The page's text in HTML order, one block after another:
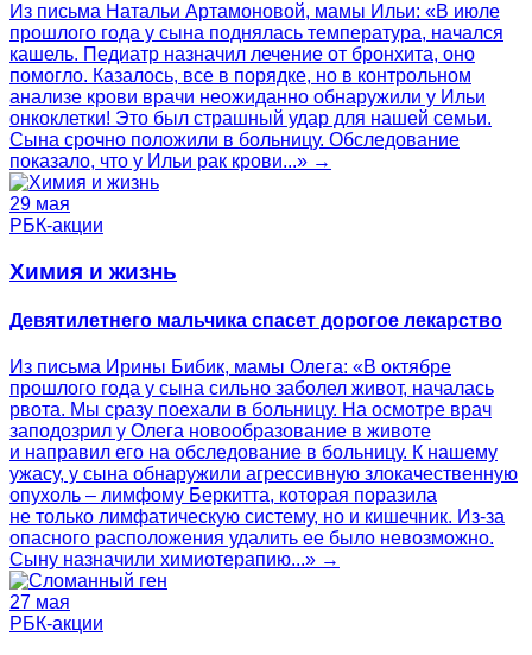
Из письма Натальи Артамоновой, мамы Ильи: «В июле
прошлого года у сына поднялась температура, начался
кашель. Педиатр назначил лечение от бронхита, оно
помогло. Казалось, все в порядке, но в контрольном
анализе крови врачи неожиданно обнаружили у Ильи
онкоклетки! Это был страшный удар для нашей семьи.
Сына срочно положили в больницу. Обследование
показало, что у Ильи рак крови...» →
29 мая
РБК-акции
Химия и жизнь
Девятилетнего мальчика спасет дорогое лекарство
Из письма Ирины Бибик, мамы Олега: «В октябре
прошлого года у сына сильно заболел живот, началась
рвота. Мы сразу поехали в больницу. На осмотре врач
заподозрил у Олега новообразование в животе
и направил его на обследование в больницу. К нашему
ужасу, у сына обнаружили агрессивную злокачественную
опухоль – лимфому Беркитта, которая поразила
не только лимфатическую систему, но и кишечник. Из-за
опасного расположения удалить ее было невозможно.
Сыну назначили химиотерапию...» →
27 мая
РБК-акции